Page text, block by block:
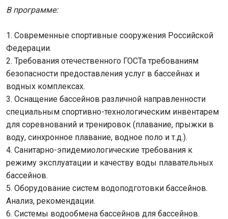
В программе:
1. Современные спортивные сооружения Российской
Федерации.
2. Требования отечественного ГОСТа требованиям
безопасности предоставления услуг в бассейнах и
водных комплексах.
3. Оснащение бассейнов различной направленности
специальным спортивно-технологическим инвентарем
для соревнований и тренировок (плавание, прыжки в
воду, синхронное плавание, водное поло и т.д.).
4. Санитарно-эпидемиологические требования к
режиму эксплуатации и качеству воды плавательных
бассейнов.
5. Оборудование систем водоподготовки бассейнов.
Анализ, рекомендации.
6. Системы водообмена бассейнов для бассейнов.